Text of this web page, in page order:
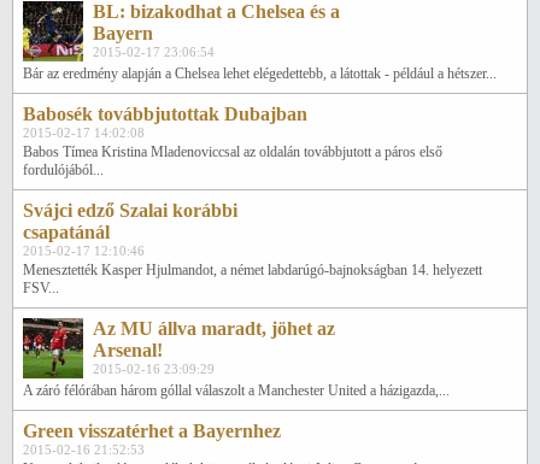
BL: bizakodhat a Chelsea és a
Bayern
2015-02-17 23:06:54
Bár az eredmény alapján a Chelsea lehet elégedettebb, a látottak - például a hétszer...
Babosék továbbjutottak Dubajban
2015-02-17 14:02:08
Babos Tímea Kristina Mladenoviccsal az oldalán továbbjutott a páros első
fordulójából...
Svájci edző Szalai korábbi
csapatánál
2015-02-17 12:10:46
Menesztették Kasper Hjulmandot, a német labdarúgó-bajnokságban 14. helyezett
FSV...
Az MU állva maradt, jöhet az
Arsenal!
2015-02-16 23:09:29
A záró félórában három góllal válaszolt a Manchester United a házigazda,...
Green visszatérhet a Bayernhez
2015-02-16 21:52:53